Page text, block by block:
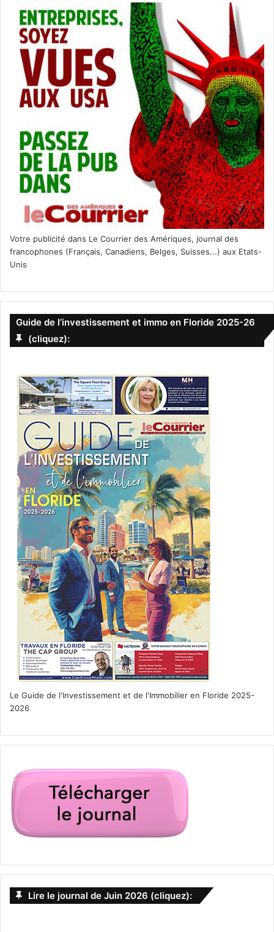
Votre publicité dans Le Courrier des Amériques, journal des
francophones (Français, Canadiens, Belges, Suisses...) aux Etats-
Unis
Guide de l’investissement et immo en Floride 2025-26
(cliquez):
Le Guide de l'Investissement et de l'Immobilier en Floride 2025-
2026
Lire le journal de Juin 2026 (cliquez):